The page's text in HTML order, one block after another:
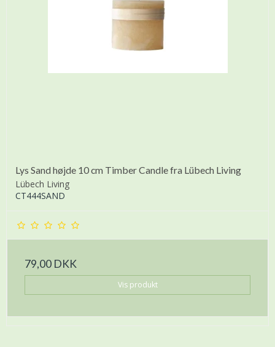
Lys Sand højde 10 cm Timber Candle fra Lübech Living
Lübech Living
CT444SAND
79,00 DKK
Vis produkt